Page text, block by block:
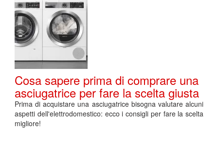
Cosa sapere prima di comprare una
asciugatrice per fare la scelta giusta
Prima di acquistare una asciugatrice bisogna valutare alcuni
aspetti dell'elettrodomestico: ecco i consigli per fare la scelta
migliore!